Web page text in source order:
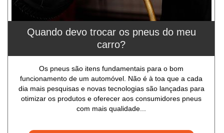
Quando devo trocar os pneus do meu
carro?
Os pneus são itens fundamentais para o bom
funcionamento de um automóvel. Não é à toa que a cada
dia mais pesquisas e novas tecnologias são lançadas para
otimizar os produtos e oferecer aos consumidores pneus
com mais qualidade...